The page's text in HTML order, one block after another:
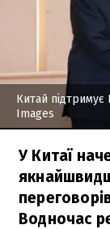
Китай підтримує
Images
У Китаї
Водночас